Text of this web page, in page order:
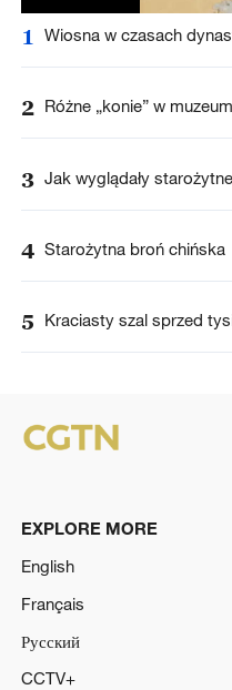
1 Wiosna w czasach
2 Różne „konie” w muzeum
3 Jak wyglądały
4 Starożytna broń chińska
5 Kraciasty szal sprzed
EXPLORE MORE
English
Français
Русский
CCTV+